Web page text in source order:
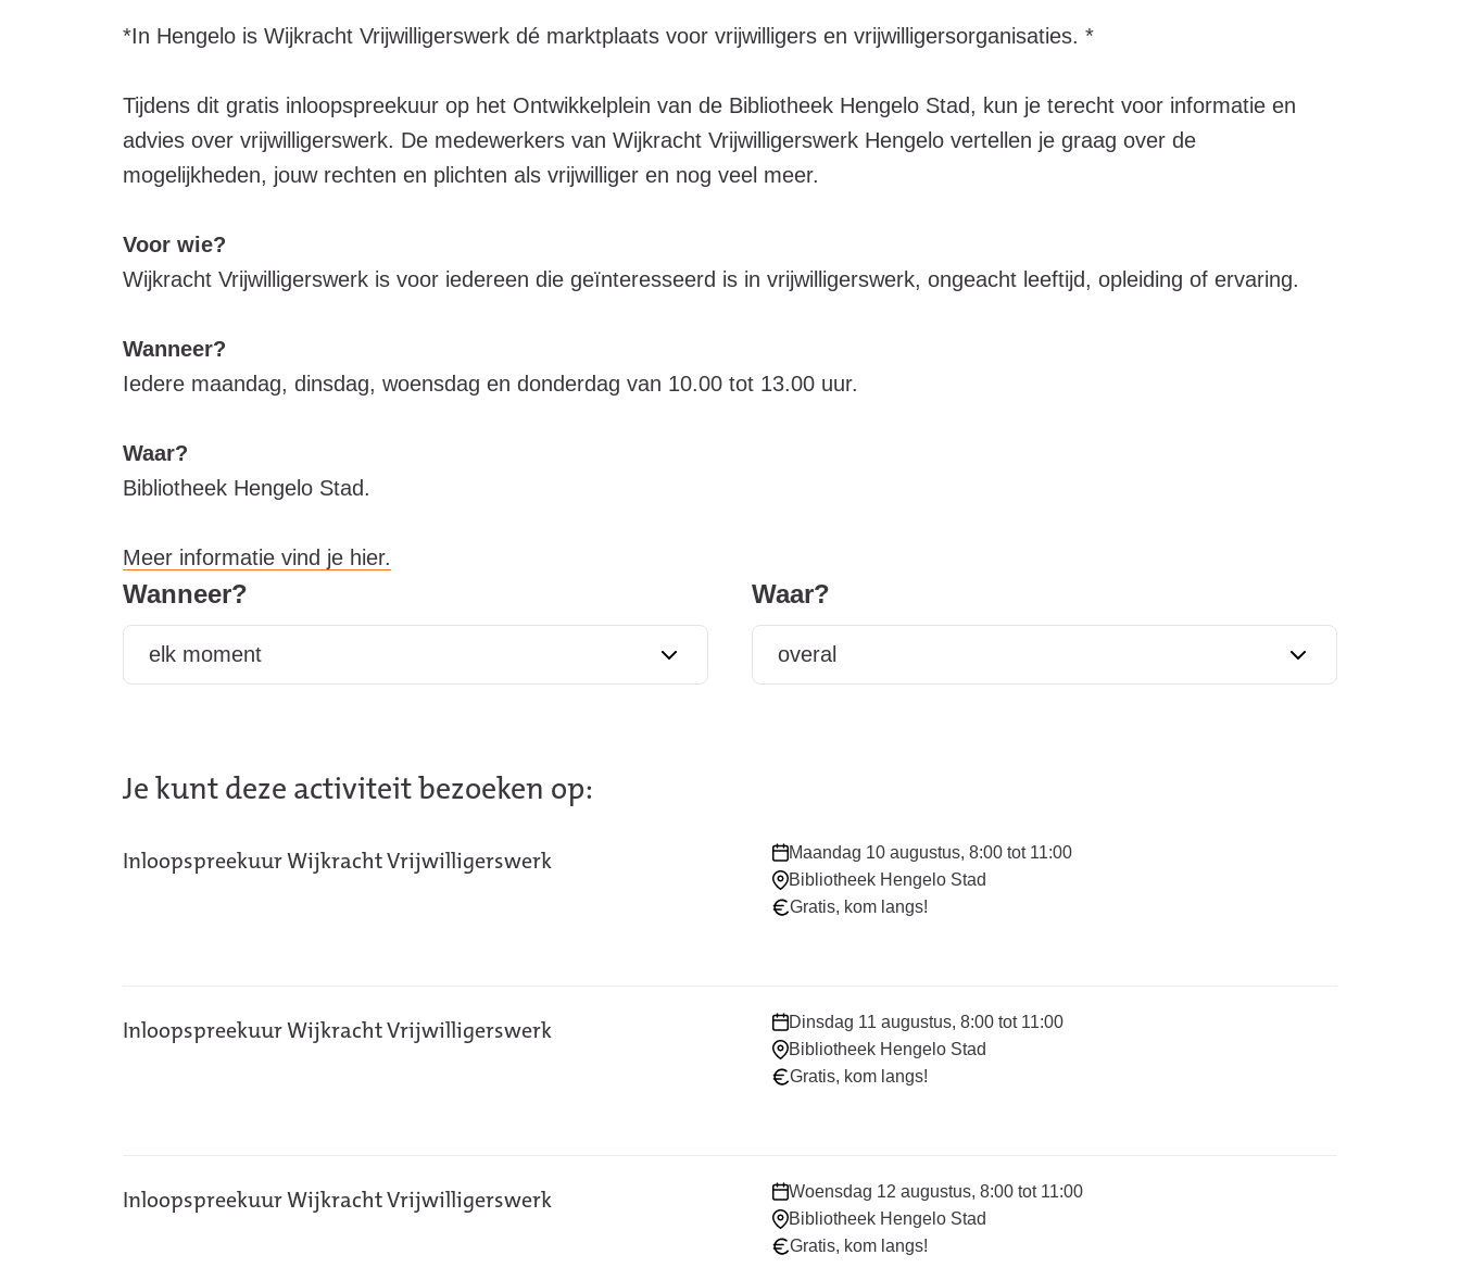
*In Hengelo is Wijkracht Vrijwilligerswerk dé marktplaats voor vrijwilligers en vrijwilligersorganisaties. *
Tijdens dit gratis inloopspreekuur op het Ontwikkelplein van de Bibliotheek Hengelo Stad, kun je terecht voor informatie en
advies over vrijwilligerswerk. De medewerkers van Wijkracht Vrijwilligerswerk Hengelo vertellen je graag over de
mogelijkheden, jouw rechten en plichten als vrijwilliger en nog veel meer.
Voor wie?
Wijkracht Vrijwilligerswerk is voor iedereen die geïnteresseerd is in vrijwilligerswerk, ongeacht leeftijd, opleiding of ervaring.
Wanneer?
Iedere maandag, dinsdag, woensdag en donderdag van 10.00 tot 13.00 uur.
Waar?
Bibliotheek Hengelo Stad.
Meer informatie vind je hier.
Filter
activiteiten
op datum
Wanneer? Waar?
Je kunt deze activiteit bezoeken op:
Inloopspreekuur Wijkracht Vrijwilligerswerk
Waar
en
wanneer:
Maandag 10 augustus, 8:00 tot 11:00
Bibliotheek Hengelo Stad
Gratis, kom langs!
Inloopspreekuur Wijkracht Vrijwilligerswerk
Waar
en
wanneer:
Dinsdag 11 augustus, 8:00 tot 11:00
Bibliotheek Hengelo Stad
Gratis, kom langs!
Inloopspreekuur Wijkracht Vrijwilligerswerk
Waar
en
wanneer:
Woensdag 12 augustus, 8:00 tot 11:00
Bibliotheek Hengelo Stad
Gratis, kom langs!